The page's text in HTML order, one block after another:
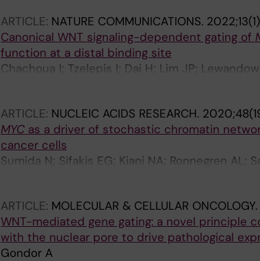
ARTICLE: NATURE COMMUNICATIONS.
Canonical WNT signaling-dependent gating of
function at a distal binding site
Chachoua I; Tzelepis I; Dai H; Lim JP;
Vestlund J; de Lima CDM; Bhartiya D; Scholz
ARTICLE: NUCLEIC ACIDS RESEARCH.
MYCas a driver of stochastic chromatin
cancer cells
Sumida N; Sifakis EG; Kiani NA; Ronnegren AL;
ARTICLE: MOLECULAR & CELLULAR ONCOLOGY.
WNT-mediated gene gating: a novel principle
with the nuclear pore to drive pathological
Gondor A